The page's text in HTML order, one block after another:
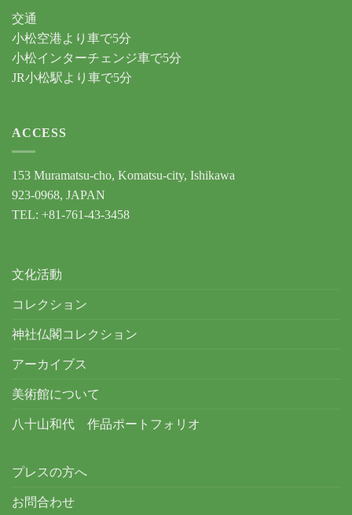
交通
小松空港より車で5分
小松インターチェンジ車で5分
JR小松駅より車で5分
ACCESS
153 Muramatsu-cho, Komatsu-city, Ishikawa
923-0968, JAPAN
TEL: +81-761-43-3458
文化活動
コレクション
神社仏閣コレクション
アーカイブス
美術館について
八十山和代 作品ポートフォリオ
プレスの方へ
お問合わせ